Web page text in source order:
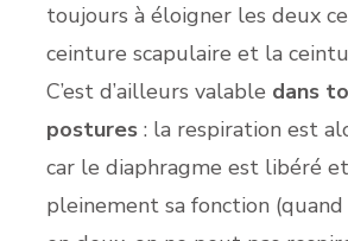
toujours à éloigner les deux
ceinture scapulaire et la
C’est d’ailleurs valable dans
postures : la respiration est
car le diaphragme est libéré
pleinement sa fonction